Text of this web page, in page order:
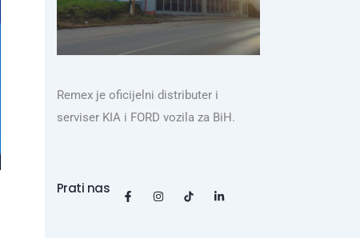
Remex je oficijelni distributer i
serviser KIA i FORD vozila za BiH.
Prati nas
F
a
I
n
i